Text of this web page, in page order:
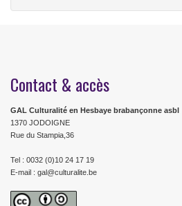
Contact & accès
GAL Culturalité en Hesbaye brabançonne asbl
1370 JODOIGNE
Rue du Stampia,36
Tel : 0032 (0)10 24 17 19
E-mail : gal@culturalite.be